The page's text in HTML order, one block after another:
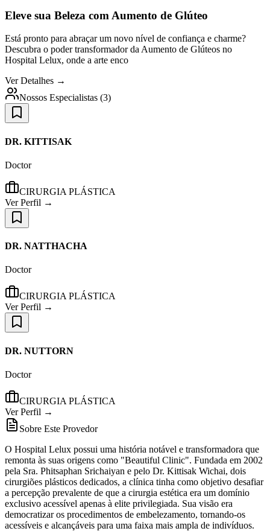
Eleve sua Beleza com Aumento de Glúteo
Está pronto para abraçar um novo nível de confiança e charme?
Descubra o poder transformador da Aumento de Glúteos no
Hospital Lelux, onde a arte enco
Ver Detalhes →
Nossos Especialistas (3)
DR. KITTISAK
Doctor
CIRURGIA PLÁSTICA
Ver Perfil →
DR. NATTHACHA
Doctor
CIRURGIA PLÁSTICA
Ver Perfil →
DR. NUTTORN
Doctor
CIRURGIA PLÁSTICA
Ver Perfil →
Sobre Este Provedor
O Hospital Lelux possui uma história notável e transformadora que
remonta às suas origens como "Beautiful Clinic". Fundada em 2002
pela Sra. Phitsaphan Srichaiyan e pelo Dr. Kittisak Wichai, dois
cirurgiões plásticos dedicados, a clínica tinha como objetivo desafiar
a percepção prevalente de que a cirurgia estética era um domínio
exclusivo acessível apenas à elite privilegiada. Sua visão era
democratizar os procedimentos de embelezamento, tornando-os
acessíveis e alcançáveis para uma faixa mais ampla de indivíduos.